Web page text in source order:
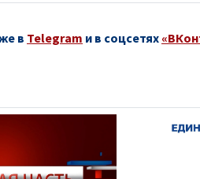
в Telegram и в соцсетях